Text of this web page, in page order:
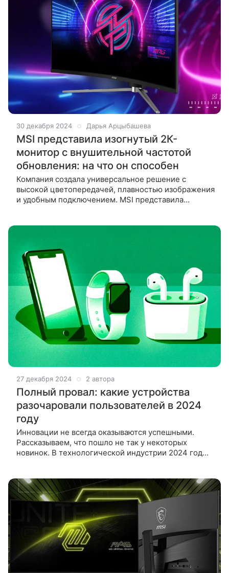
30 декабря 2024 Дарья Арцыбашева
MSI представила изогнутый 2К-
монитор с внушительной частотой
обновления: на что он способен
Компания создала универсальное решение с
высокой цветопередачей, плавностью изображения
и удобным подключением. MSI представила
27 декабря 2024 2 автора
Полный провал: какие устройства
разочаровали пользователей в 2024
году
Инновации не всегда оказываются успешными.
Рассказываем, что пошло не так у некоторых
новинок. В технологической индустрии 2024 год